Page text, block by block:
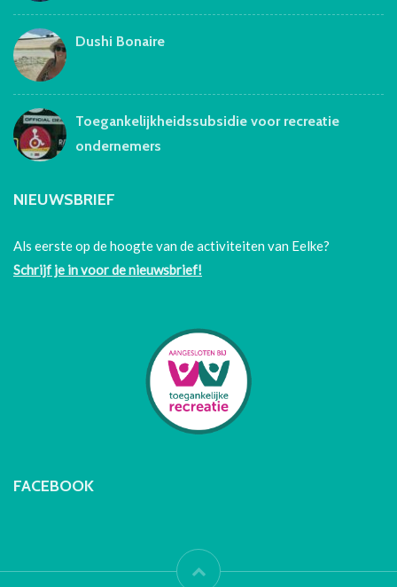
Dushi Bonaire
Toegankelijkheidssubsidie voor recreatie
ondernemers
NIEUWSBRIEF
Als eerste op de hoogte van de activiteiten van Eelke?
Schrijf je in voor de nieuwsbrief!
FACEBOOK